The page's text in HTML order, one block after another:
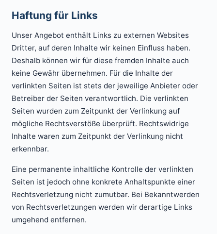
Haftung für Links
Unser Angebot enthält Links zu externen Websites
Dritter, auf deren Inhalte wir keinen Einfluss haben.
Deshalb können wir für diese fremden Inhalte auch
keine Gewähr übernehmen. Für die Inhalte der
verlinkten Seiten ist stets der jeweilige Anbieter oder
Betreiber der Seiten verantwortlich. Die verlinkten
Seiten wurden zum Zeitpunkt der Verlinkung auf
mögliche Rechtsverstöße überprüft. Rechtswidrige
Inhalte waren zum Zeitpunkt der Verlinkung nicht
erkennbar.
Eine permanente inhaltliche Kontrolle der verlinkten
Seiten ist jedoch ohne konkrete Anhaltspunkte einer
Rechtsverletzung nicht zumutbar. Bei Bekanntwerden
von Rechtsverletzungen werden wir derartige Links
umgehend entfernen.